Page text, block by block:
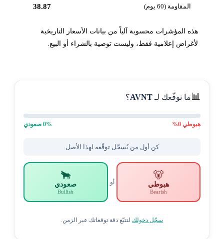
المقاومة (60 يوم) 38.87
هذه المؤشرات محسوبة آلياً من بيانات الأسعار التاريخية
لأغراض إعلامية فقط، وليست توصية بالشراء أو البيع.
📊 ما توقّعك لـAVNT؟
هبوطي0
%
0% صعودي
كن أول من يُسجّل توقّعه لهذا الأصل
🐻
هبوطي
Bearish
أو
🐂
صعودي
Bullish
سجّل دخولكلتتبّع دقة توقعاتك عبر الزمن.